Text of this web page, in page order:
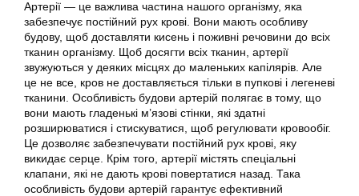
Артерії — це важлива частина нашого організму, яка
забезпечує постійний рух крові. Вони мають особливу
будову, щоб доставляти кисень і поживні речовини до всіх
тканин організму. Щоб досягти всіх тканин, артерії
звужуються у деяких місцях до маленьких капілярів. Але
це не все, кров не доставляється тільки в пупкові і легеневі
тканини. Особливість будови артерій полягає в тому, що
вони мають гладенькі м’язові стінки, які здатні
розширюватися і стискуватися, щоб регулювати кровообіг.
Це дозволяє забезпечувати постійний рух крові, яку
викидає серце. Крім того, артерії містять спеціальні
клапани, які не дають крові повертатися назад. Така
особливість будови артерій гарантує ефективний